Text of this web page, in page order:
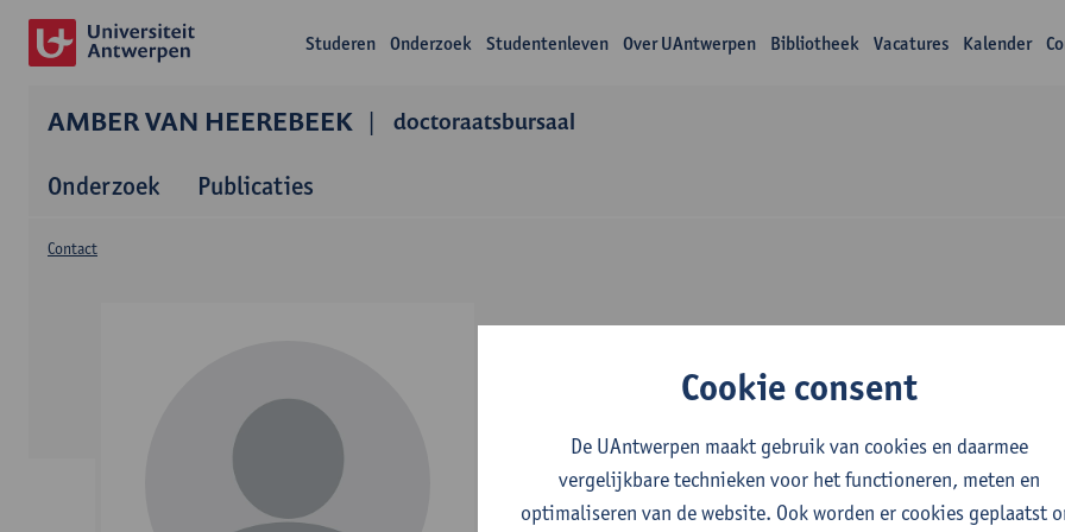
Studeren Onderzoek Studentenleven Over UAntwerpen Bibliotheek Vacatures Kalender
AMBER VAN HEEREBEEK doctoraatsbursaal
Onderzoek Publicaties
Over Amber van
Contact
Cookie consent
De UAntwerpen maakt gebruik van cookies en daarmee
vergelijkbare technieken voor het functioneren, meten en
optimaliseren van de website. Ook worden er cookies geplaatst